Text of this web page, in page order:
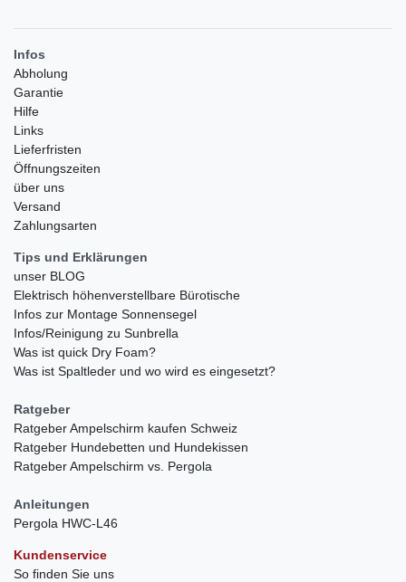
Infos
Abholung
Garantie
Hilfe
Links
Lieferfristen
Öffnungszeiten
über uns
Versand
Zahlungsarten
Tips und Erklärungen
unser BLOG
Elektrisch höhenverstellbare Bürotische
Infos zur Montage Sonnensegel
Infos/Reinigung zu Sunbrella
Was ist quick Dry Foam?
Was ist Spaltleder und wo wird es eingesetzt?
Ratgeber
Ratgeber Ampelschirm kaufen Schweiz
Ratgeber Hundebetten und Hundekissen
Ratgeber Ampelschirm vs. Pergola
Anleitungen
Pergola HWC-L46
Kundenservice
So finden Sie uns